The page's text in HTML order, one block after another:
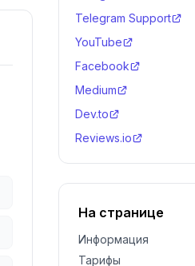
Telegram Support
YouTube
Facebook
Medium
Dev.to
Reviews.io
На странице
Информация
Тарифы